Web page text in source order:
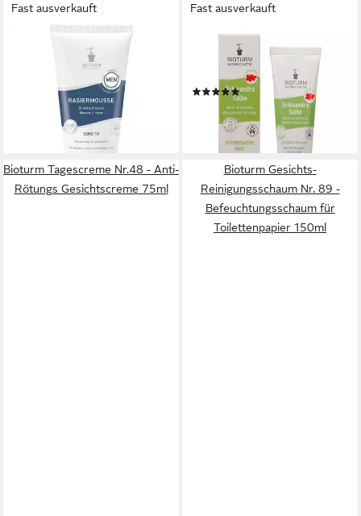
Fast ausverkauft
Gesichtspflege Männer, 150
ab 9,95 €
(66,33 €/ 1 l)
lieferbar - in 2-3 Werktagen bei dir
Fast ausverkauft
Tagescreme BIOTURM
Schisandra-Salbe Nr.58
(1)
13,49 €
(269,80 €/ 1 l)
lieferbar - in 3-4 Werktagen bei dir
Bioturm Tagescreme Nr.48 - Anti-
Rötungs Gesichtscreme 75ml
Bioturm Gesichts-
Reinigungsschaum Nr. 89 -
Befeuchtungsschaum für
Toilettenpapier 150ml